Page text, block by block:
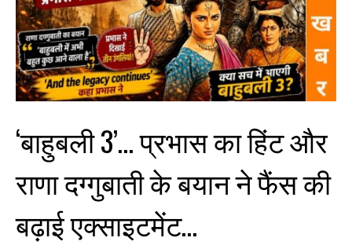
‘बाहुबली 3’… प्रभास का हिंट और
राणा दग्गुबाती के बयान ने फैंस की
बढ़ाई एक्साइटमेंट…